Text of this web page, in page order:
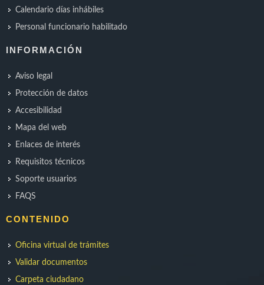
Calendario días inhábiles
Personal funcionario habilitado
INFORMACIÓN
Aviso legal
Protección de datos
Accesibilidad
Mapa del web
Enlaces de interés
Requisitos técnicos
Soporte usuarios
FAQS
CONTENIDO
Oficina virtual de trámites
Validar documentos
Carpeta ciudadano